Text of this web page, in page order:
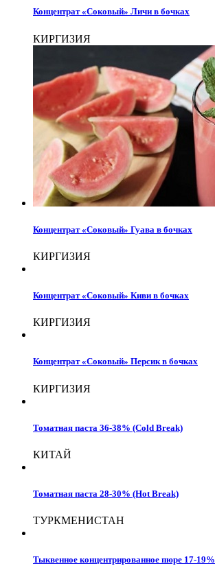
Концентрат «Соковый» Личи в бочках
КИРГИЗИЯ
Концентрат «Соковый» Гуава в бочках
КИРГИЗИЯ
Концентрат «Соковый» Киви в бочках
КИРГИЗИЯ
Концентрат «Соковый» Персик в бочках
КИРГИЗИЯ
Томатная паста 36-38% (Cold Break)
КИТАЙ
Томатная паста 28-30% (Hot Break)
ТУРКМЕНИСТАН
Тыквенное концентрированное пюре 17-19%